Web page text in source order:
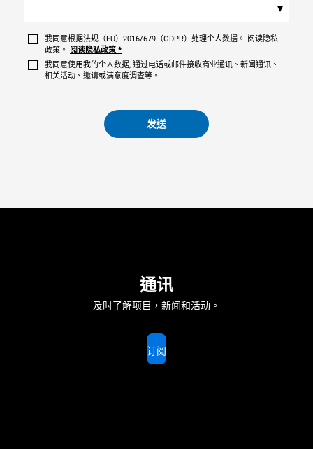
▾
我同意根据法规（EU）2016/679（GDPR）处理个人数据。 阅读隐私
政策。 阅读隐私政策 *
我同意使用我的个人数据, 通过电话或邮件接收商业通讯、新闻通讯、
相关活动、邀请或满意度调查等。
发送
通讯
及时了解项目，新闻和活动。
订阅